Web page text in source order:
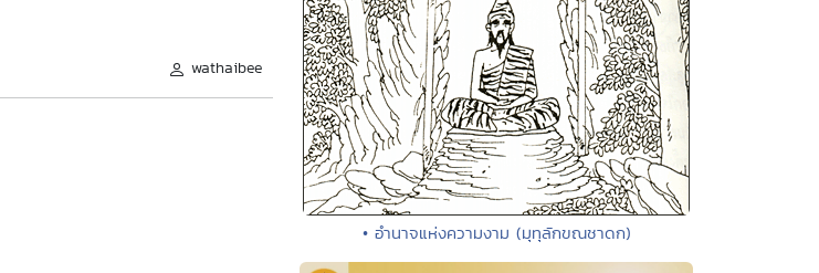
wathaibee
• อำนาจแห่งความงาม (มุทุลักขณชาดก)